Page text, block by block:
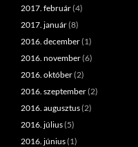
2017. február(4)
2017. január(8)
2016. december(1)
2016. november(6)
2016. október(2)
2016. szeptember(2)
2016. augusztus(2)
2016. július(5)
2016. június(1)